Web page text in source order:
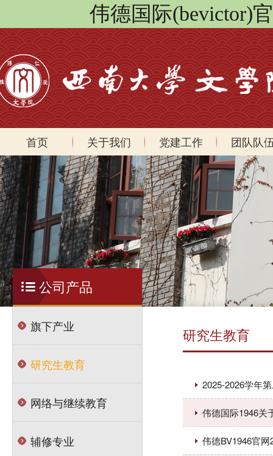
伟德国际(bevictor)
首页 关于我们 党建工作 团队队
公司产品
旗下产业
研究生教育
网络与继续教育
辅修专业
研究生教育
2025-2026学年
伟德国际1946关
伟德BV1946官